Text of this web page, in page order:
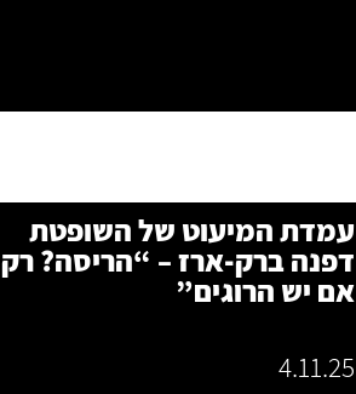
עמדת המיעוט של השופטת
דפנה ברק‑ארז – “הריסה? רק
אם יש הרוגים”
4.11.25